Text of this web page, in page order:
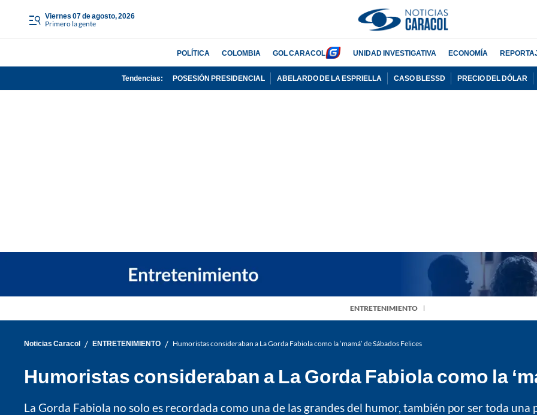
viernes 07 de agosto, 2026
Primero la gente
POLÍTICA COLOMBIA GOL CARACOL UNIDAD INVESTIGATIVA ECONOMÍA
Tendencias: POSESIÓN PRESIDENCIAL ABELARDO DE LA ESPRIELLA CASO BLESSD PRECIO DEL DÓLAR
ENTRETENIMIENTO
Noticias Caracol / ENTRETENIMIENTO / Humoristas consideraban a La Gorda Fabiola como la ‘mamá’ de Sábados Felices
Humoristas consideraban a La Gorda Fabiola como la
La Gorda Fabiola no solo es recordada como una de las grandes del humor, también por ser toda una